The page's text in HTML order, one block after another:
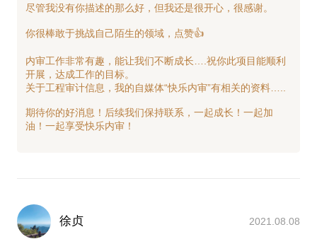
尽管我没有你描述的那么好，但我还是很开心，很感谢。
你很棒敢于挑战自己陌生的领域，点赞👍
内审工作非常有趣，能让我们不断成长….祝你此项目能顺利
开展，达成工作的目标。
关于工程审计信息，我的自媒体“快乐内审”有相关的资料…..
期待你的好消息！后续我们保持联系，一起成长！一起加
油！一起享受快乐内审！
徐贞 2021.08.08